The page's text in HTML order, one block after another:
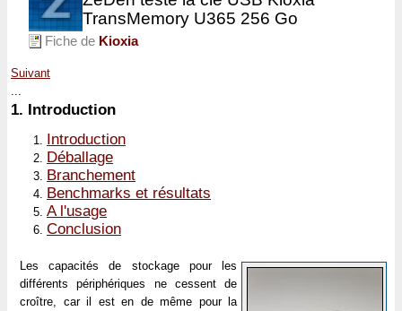
TransMemory U365 256 Go
Fiche de Kioxia
Suivant
...
1. Introduction
Introduction
Déballage
Branchement
Benchmarks et résultats
A l'usage
Conclusion
Les capacités de stockage pour les
différents périphériques ne cessent de
croître, car il est en de même pour la